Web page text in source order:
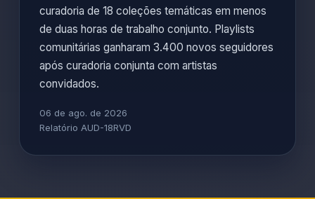
curadoria de 18 coleções temáticas em menos
de duas horas de trabalho conjunto. Playlists
comunitárias ganharam 3.400 novos seguidores
após curadoria conjunta com artistas
convidados.
06 de ago. de 2026
Relatório AUD-18RVD